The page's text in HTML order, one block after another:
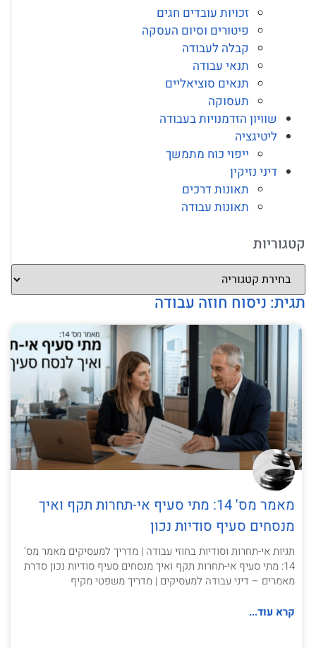
זכויות עובדים חגים
פיטורים וסיום העסקה
קבלה לעבודה
תנאי עבודה
תנאים סוציאליים
תעסוקה
שוויון הזדמנויות בעבודה
ליטיגציה
ייפוי כוח מתמשך
דיני נזיקין
תאונות דרכים
תאונות עבודה
קטגוריות
תגית: ניסוח חוזה עבודה
מאמר מס' 14: מתי סעיף אי-תחרות תקף ואיך
מנסחים סעיף סודיות נכון
תניות אי-תחרות וסודיות בחוזי עבודה | מדריך למעסיקים מאמר מס'
14: מתי סעיף אי-תחרות תקף ואיך מנסחים סעיף סודיות נכון סדרת
מאמרים – דיני עבודה למעסיקים | מדריך משפטי מקיף
קרא עוד...